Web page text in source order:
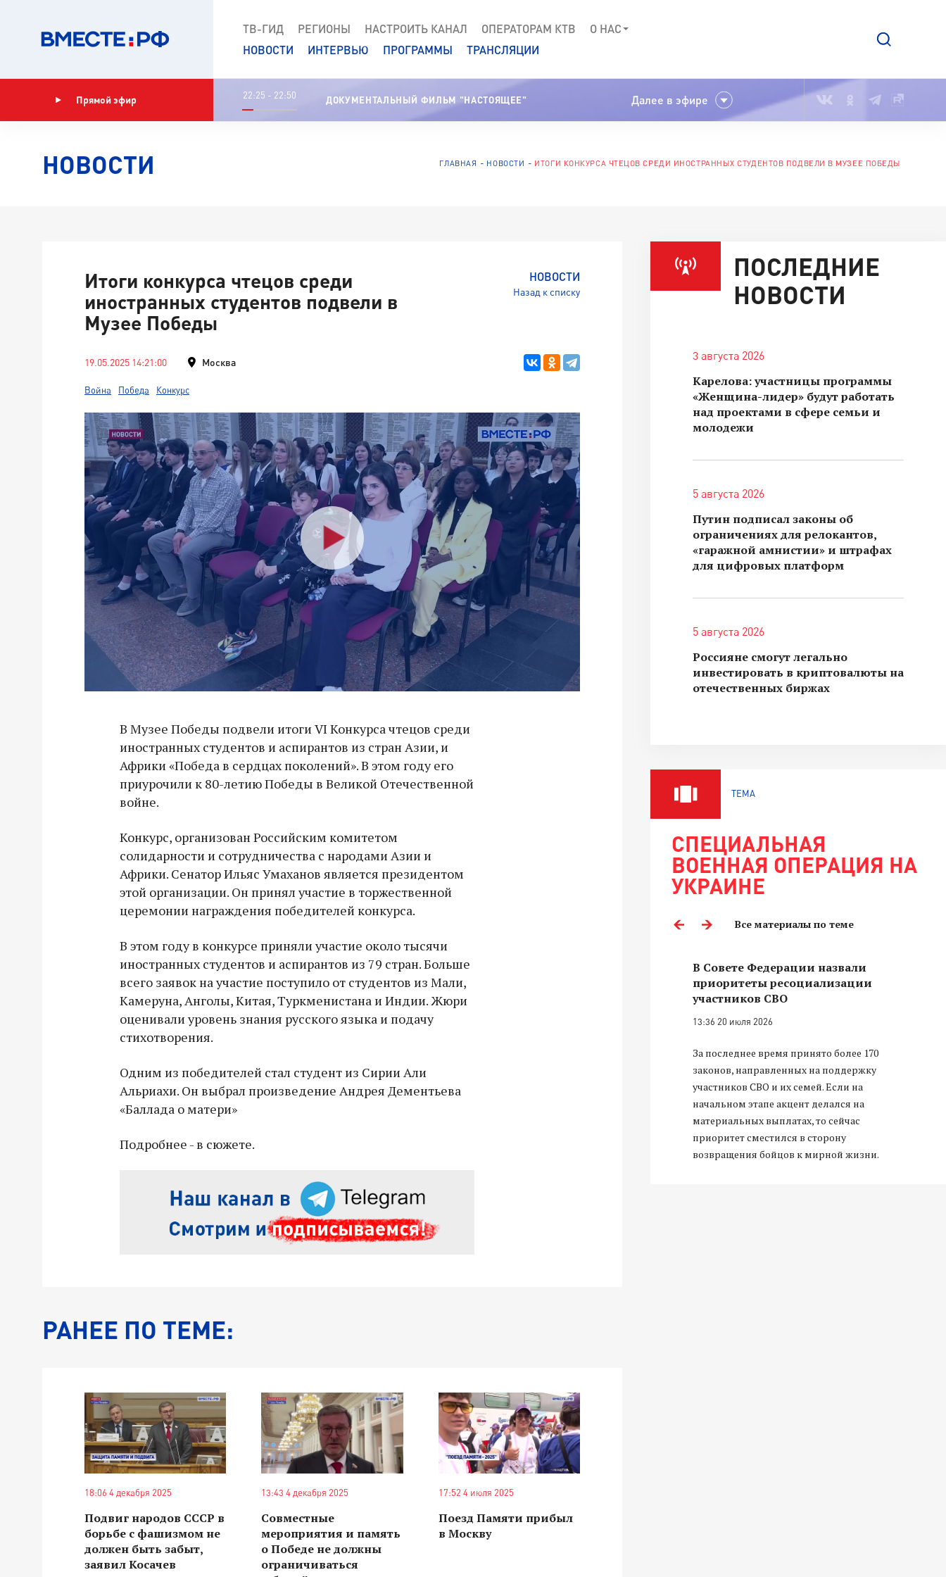
ТВ-ГИД РЕГИОНЫ НАСТРОИТЬ КАНАЛ ОПЕРАТОРАМ КТВ
О НАС
НОВОСТИ
ИНТЕРВЬЮ ПРОГРАММЫ ТРАНСЛЯЦИИ
Прямой эфир 22:25 - 22:50 ДОКУМЕНТАЛЬНЫЙ ФИЛЬМ "НАСТОЯЩЕЕ" Далее в эфире
НОВОСТИ ГЛАВНАЯ НОВОСТИ ИТОГИ КОНКУРСА ЧТЕЦОВ СРЕДИ ИНОСТРАННЫХ СТУДЕНТОВ ПОДВЕЛИ В МУЗЕЕ ПОБЕДЫ
НОВОСТИ
Назад к списку
Итоги конкурса чтецов среди
иностранных студентов подвели в
Музее Победы
19.05.2025 14:21:00 Москва
Война Победа Конкурс
В Музее Победы подвели итоги VI Конкурса чтецов среди
иностранных студентов и аспирантов из стран Азии, и
Африки «Победа в сердцах поколений». В этом году его
приурочили к 80-летию Победы в Великой Отечественной
войне.
Конкурс, организован Российским комитетом
солидарности и сотрудничества с народами Азии и
Африки. Сенатор Ильяс Умаханов является президентом
этой организации. Он принял участие в торжественной
церемонии награждения победителей конкурса.
В этом году в конкурсе приняли участие около тысячи
иностранных студентов и аспирантов из 79 стран. Больше
всего заявок на участие поступило от студентов из Мали,
Камеруна, Анголы, Китая, Туркменистана и Индии. Жюри
оценивали уровень знания русского языка и подачу
стихотворения.
Одним из победителей стал студент из Сирии Али
Альриахи. Он выбрал произведение Андрея Дементьева
«Баллада о матери»
Подробнее - в сюжете.
РАНЕЕ ПО ТЕМЕ:
18:06 4 декабря 2025
Подвиг народов СССР в
борьбе с фашизмом не
должен быть забыт,
заявил Косачев
13:43 4 декабря 2025
Совместные
мероприятия и память
о Победе не должны
ограничиваться
17:52 4 июля 2025
Поезд Памяти прибыл
в Москву
ПОСЛЕДНИЕ
НОВОСТИ
3 августа 2026
Карелова: участницы программы
«Женщина-лидер» будут работать
над проектами в сфере семьи и
молодежи
5 августа 2026
Путин подписал законы об
ограничениях для релокантов,
«гаражной амнистии» и штрафах
для цифровых платформ
5 августа 2026
Россияне смогут легально
инвестировать в криптовалюты на
отечественных биржах
ТЕМА
СПЕЦИАЛЬНАЯ
ВОЕННАЯ ОПЕРАЦИЯ НА
УКРАИНЕ
Все материалы по теме
Владимир Якушев передал бойцам
СВО дроны и технику связи
18:30 10 сентября 2025
спецоперации.
В Совете Федерации назвали
приоритеты ресоциализации
участников СВО
13:36 20 июля 2026
За последнее время принято более 170
законов, направленных на поддержку
участников СВО и их семей. Если на
начальном этапе акцент делался на
материальных выплатах, то сейчас
приоритет сместился в сторону
возвращения бойцов к мирной жизни.